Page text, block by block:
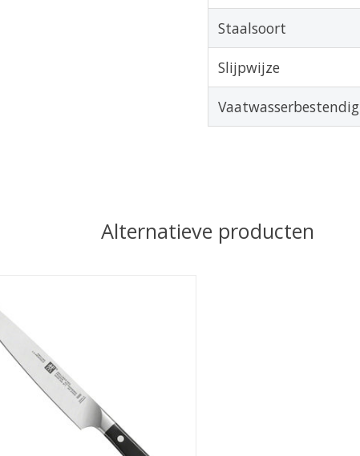
Staalsoort
Slijpwijze
Vaatwasserbestendig
Alternatieve producten